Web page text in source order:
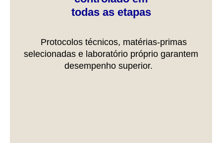
todas as etapas
Protocolos técnicos, matérias-primas
selecionadas e laboratório próprio garantem
desempenho superior.